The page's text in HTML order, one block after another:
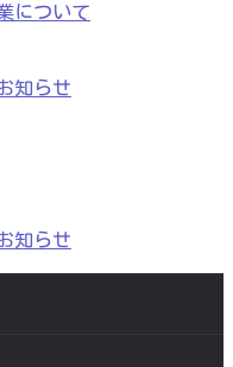
について
知らせ
知らせ